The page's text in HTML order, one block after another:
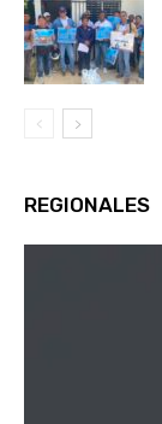
REGIONALES